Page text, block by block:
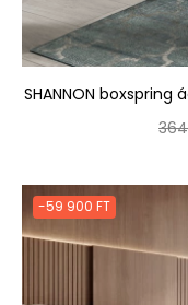
SHANNON boxspring
-59 900 FT